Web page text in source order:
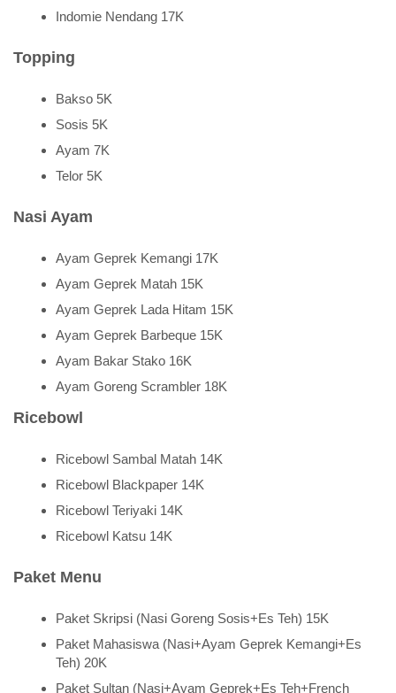
Indomie Nendang 17K
Topping
Bakso 5K
Sosis 5K
Ayam 7K
Telor 5K
Nasi Ayam
Ayam Geprek Kemangi 17K
Ayam Geprek Matah 15K
Ayam Geprek Lada Hitam 15K
Ayam Geprek Barbeque 15K
Ayam Bakar Stako 16K
Ayam Goreng Scrambler 18K
Ricebowl
Ricebowl Sambal Matah 14K
Ricebowl Blackpaper 14K
Ricebowl Teriyaki 14K
Ricebowl Katsu 14K
Paket Menu
Paket Skripsi (Nasi Goreng Sosis+Es Teh) 15K
Paket Mahasiswa (Nasi+Ayam Geprek Kemangi+Es
Teh) 20K
Paket Sultan (Nasi+Ayam Geprek+Es Teh+French